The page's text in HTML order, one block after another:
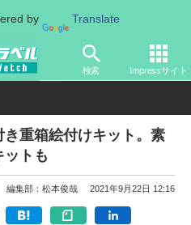
by Translate
検索 Impressサイト
その他
重箱絵付けキット。素
ットも
編集部：松本俊哉 2021年9月22日 12:16